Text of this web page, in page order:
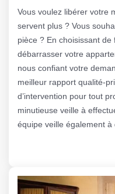
Vous voulez libérer votre
servent plus ? Vous
pièce ? En choisissant
débarrasser votre
nous confiant votre
meilleur rapport qualité-
d’intervention pour tout
minutieuse veille à
équipe veille également à